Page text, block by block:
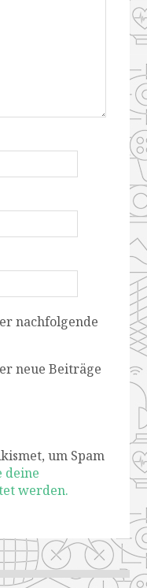
nachfolgende
neue Beiträge
um Spam
deine
werden.